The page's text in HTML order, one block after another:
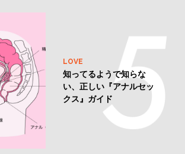
LOVE
知ってるようで知らな
い、正しい『アナルセッ
クス』ガイド